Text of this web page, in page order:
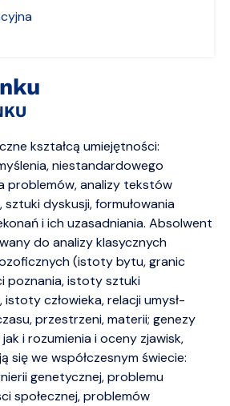
kształcą umiejętności:
niestandardowego
problemów, analizy tekstów
dyskusji, formułowania
i ich uzasadniania. Absolwent
do analizy klasycznych
(istoty bytu, granic
poznania, istoty sztuki
człowieka, relacji umysł-
przestrzeni, materii; genezy
i rozumienia i oceny zjawisk,
się we współczesnym świecie:
genetycznej, problemu
społecznej, problemów